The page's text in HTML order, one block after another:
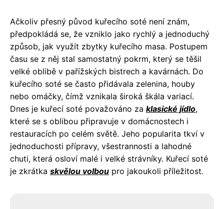
Ačkoliv přesný původ kuřecího soté není znám,
předpokládá se, že vzniklo jako rychlý a jednoduchý
způsob, jak využít zbytky kuřecího masa. Postupem
času se z něj stal samostatný pokrm, který se těšil
velké oblibě v pařížských bistrech a kavárnách. Do
kuřecího soté se často přidávala zelenina, houby
nebo omáčky, čímž vznikala široká škála variací.
Dnes je kuřecí soté považováno za klasické jídlo,
které se s oblibou připravuje v domácnostech i
restauracích po celém světě. Jeho popularita tkví v
jednoduchosti přípravy, všestrannosti a lahodné
chuti, která osloví malé i velké strávníky. Kuřecí soté
je zkrátka skvělou volbou pro jakoukoli příležitost.